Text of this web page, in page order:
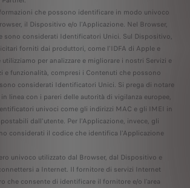
che possono identificare in modo univoco
il Dispositivo e/o l'Applicazione. Nel Browser,
sono considerati Identificatori Unici. Sul Dispositivo,
forniti dai produttori, come l'IDFA di Apple e
per analizzare e migliorare i nostri Servizi e
e funzionalità, compresi i Contenuti che possono
sono considerati Identificatori Unici. Si prega di notare
linea con i pareri delle autorità di vigilanza europee,
univoci come gli indirizzi MAC e gli IMEI in
dall'utente. Per l'Applicazione, invece, gli
considerati il codice che identifica l'Applicazione
univoco utilizzato dal Browser, dal Dispositivo e
a Internet. Il fornitore di servizi Internet
che consente di identificare il fornitore e/o l'area